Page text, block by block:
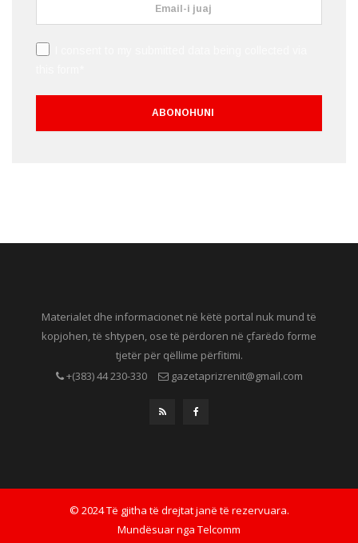
Materialet dhe informacionet në këtë portal nuk mund të
kopjohen, të shtypen, ose të përdoren në çfarëdo forme
tjetër për qëllime përfitimi.
+(383) 44 230-330
gazetaprizrenit@gmail.com
© 2024 Të gjitha të drejtat janë të rezervuara.
Mundësuar nga Telcomm